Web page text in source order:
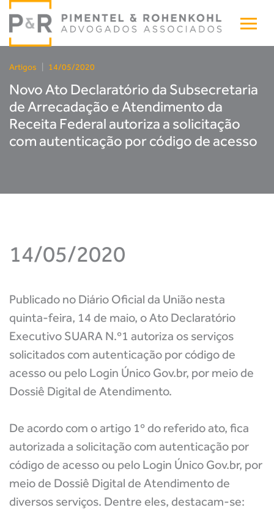
Artigos 14/05/2020
Novo Ato Declaratório da Subsecretaria
de Arrecadação e Atendimento da
Receita Federal autoriza a solicitação
com autenticação por código de acesso
14/05/2020
Publicado no Diário Oficial da União nesta
quinta-feira, 14 de maio, o Ato Declaratório
Executivo SUARA N.º1 autoriza os serviços
solicitados com autenticação por código de
acesso ou pelo Login Único Gov.br, por meio de
Dossiê Digital de Atendimento.
De acordo com o artigo 1º do referido ato, fica
autorizada a solicitação com autenticação por
código de acesso ou pelo Login Único Gov.br, por
meio de Dossiê Digital de Atendimento de
diversos serviços. Dentre eles, destacam-se: